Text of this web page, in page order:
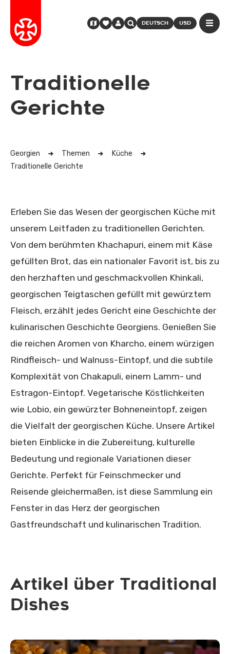
DEUTSCH USD
Traditionelle
Gerichte
Georgien Themen
Küche
Traditionelle Gerichte
Erleben Sie das Wesen der georgischen Küche mit
unserem Leitfaden zu traditionellen Gerichten.
Von dem berühmten Khachapuri, einem mit Käse
gefüllten Brot, das ein nationaler Favorit ist, bis zu
den herzhaften und geschmackvollen Khinkali,
georgischen Teigtaschen gefüllt mit gewürztem
Fleisch, erzählt jedes Gericht eine Geschichte der
kulinarischen Geschichte Georgiens. Genießen Sie
die reichen Aromen von Kharcho, einem würzigen
Rindfleisch- und Walnuss-Eintopf, und die subtile
Komplexität von Chakapuli, einem Lamm- und
Estragon-Eintopf. Vegetarische Köstlichkeiten
wie Lobio, ein gewürzter Bohneneintopf, zeigen
die Vielfalt der georgischen Küche. Unsere Artikel
bieten Einblicke in die Zubereitung, kulturelle
Bedeutung und regionale Variationen dieser
Gerichte. Perfekt für Feinschmecker und
Reisende gleichermaßen, ist diese Sammlung ein
Fenster in das Herz der georgischen
Gastfreundschaft und kulinarischen Tradition.
Artikel über Traditional
Dishes